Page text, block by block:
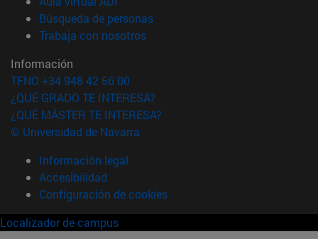
Búsqueda de personas(abre en nueva ventana)
Trabaja con nosotros(abre en nueva ventana)
Información
TFNO +34 948 42 56 00
¿QUÉ GRADO TE INTERESA?
¿QUÉ MÁSTER TE INTERESA?
© Universidad de Navarra
Información legal
Accesibilidad
Configuración de cookies
Localizador de campus